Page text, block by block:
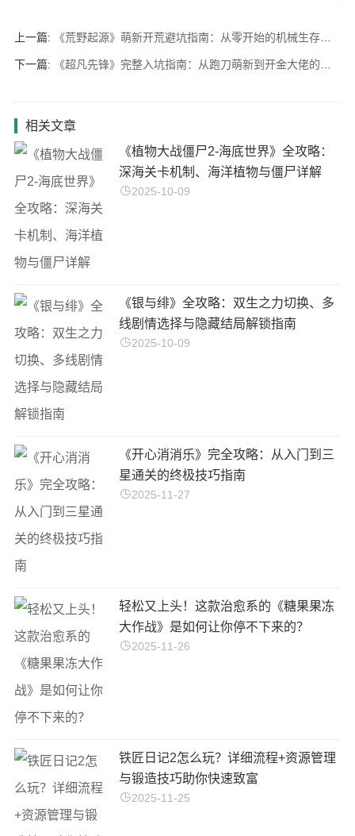
上一篇: 《荒野起源》萌新开荒避坑指南：从零开始的机械生存！第一天必做的10件事
下一篇: 《超凡先锋》完整入坑指南：从跑刀萌新到开金大佬的全面进阶指南
相关文章
《植物大战僵尸2-海底世界》全攻略：
深海关卡机制、海洋植物与僵尸详解
2025-10-09
《银与绯》全攻略：双生之力切换、多
线剧情选择与隐藏结局解锁指南
2025-10-09
《开心消消乐》完全攻略：从入门到三
星通关的终极技巧指南
2025-11-27
轻松又上头！这款治愈系的《糖果果冻
大作战》是如何让你停不下来的？
2025-11-26
铁匠日记2怎么玩？详细流程+资源管理
与锻造技巧助你快速致富
2025-11-25